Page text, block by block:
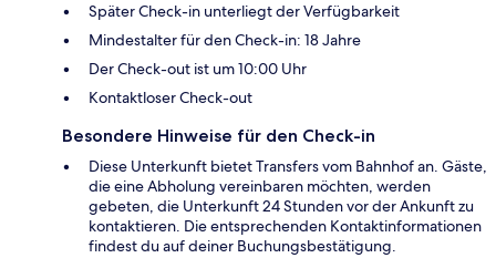
Später Check-in unterliegt der Verfügbarkeit
Mindestalter für den Check-in: 18 Jahre
Der Check-out ist um 10:00 Uhr
Kontaktloser Check-out
Besondere Hinweise für den Check-in
Diese Unterkunft bietet Transfers vom Bahnhof an. Gäste,
die eine Abholung vereinbaren möchten, werden
gebeten, die Unterkunft 24 Stunden vor der Ankunft zu
kontaktieren. Die entsprechenden Kontaktinformationen
findest du auf deiner Buchungsbestätigung.